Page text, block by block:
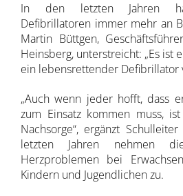
In den letzten Jahren
Defibrillatoren immer mehr an
Martin Büttgen,
Heinsberg, unterstreicht: „Es ist
ein lebensrettender Defibrillator
„Auch wenn jeder hofft, dass
zum Einsatz kommen muss,
Nachsorge“, ergänzt
letzten Jahren nehmen
Herzproblemen bei
Kindern und Jugendlichen zu.